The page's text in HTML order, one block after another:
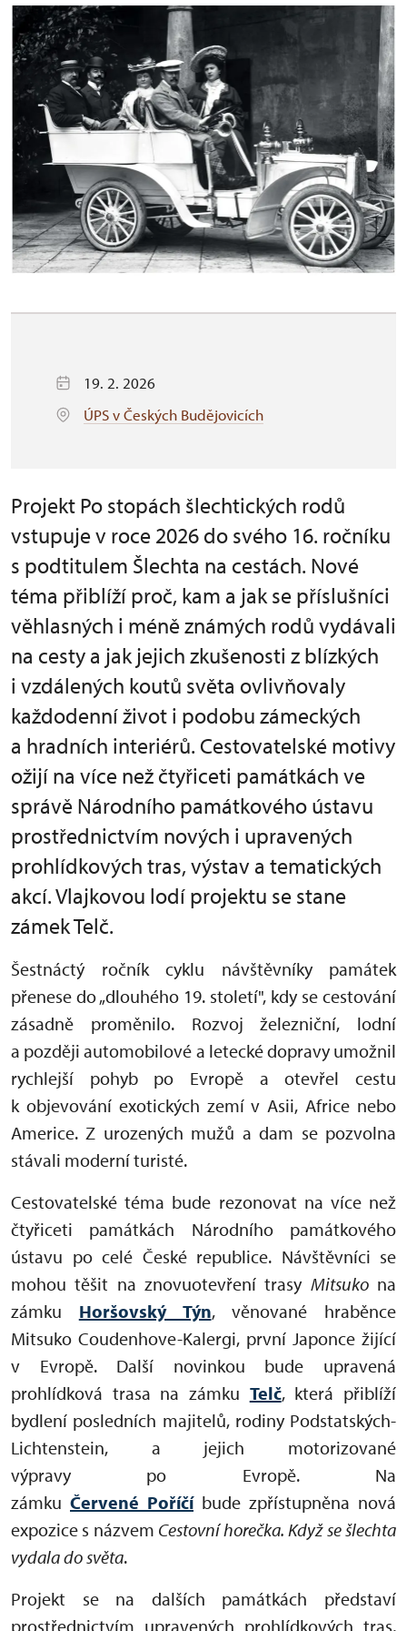
19. 2. 2026
ÚPS v Českých Budějovicích
Projekt Po stopách šlechtických rodů
vstupuje v roce 2026 do svého 16. ročníku
s podtitulem Šlechta na cestách. Nové
téma přiblíží proč, kam a jak se příslušníci
věhlasných i méně známých rodů vydávali
na cesty a jak jejich zkušenosti z blízkých
i vzdálených koutů světa ovlivňovaly
každodenní život i podobu zámeckých
a hradních interiérů. Cestovatelské motivy
ožijí na více než čtyřiceti památkách ve
správě Národního památkového ústavu
prostřednictvím nových i upravených
prohlídkových tras, výstav a tematických
akcí. Vlajkovou lodí projektu se stane
zámek Telč.
Šestnáctý ročník cyklu návštěvníky památek
přenese do „dlouhého 19. století", kdy se cestování
zásadně proměnilo. Rozvoj železniční, lodní
a později automobilové a letecké dopravy umožnil
rychlejší pohyb po Evropě a otevřel cestu
k objevování exotických zemí v Asii, Africe nebo
Americe. Z urozených mužů a dam se pozvolna
stávali moderní turisté.
Cestovatelské téma bude rezonovat na více než
čtyřiceti památkách Národního památkového
ústavu po celé České republice. Návštěvníci se
mohou těšit na znovuotevření trasy Mitsukona
zámku Horšovský Týn, věnované hraběnce
Mitsuko Coudenhove-Kalergi, první Japonce žijící
v Evropě. Další novinkou bude upravená
prohlídková trasa na zámku Telč, která přiblíží
bydlení posledních majitelů, rodiny Podstatských-
Lichtenstein, a jejich motorizované
výpravy po Evropě. Na
zámku Červené Poříčíbude zpřístupněna nová
expozice s názvem Cestovní horečka. Když se šlechta
vydala do světa.
Projekt se na dalších památkách představí
prostřednictvím upravených prohlídkových tras,